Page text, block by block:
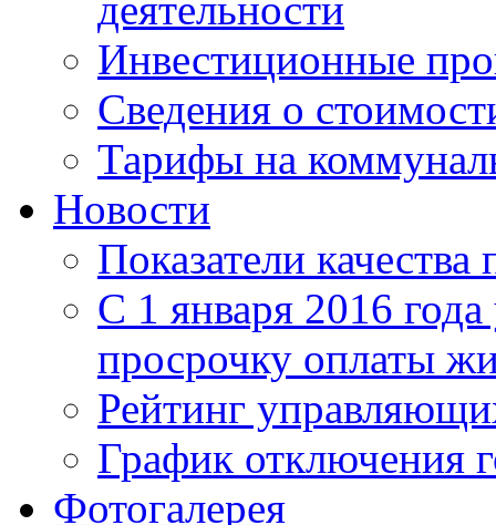
Инвестиционные
Сведения о
Тарифы на
Новости
Показатели
С 1 января 2016
просрочку оплаты
Рейтинг
График отключения
Фотогалерея